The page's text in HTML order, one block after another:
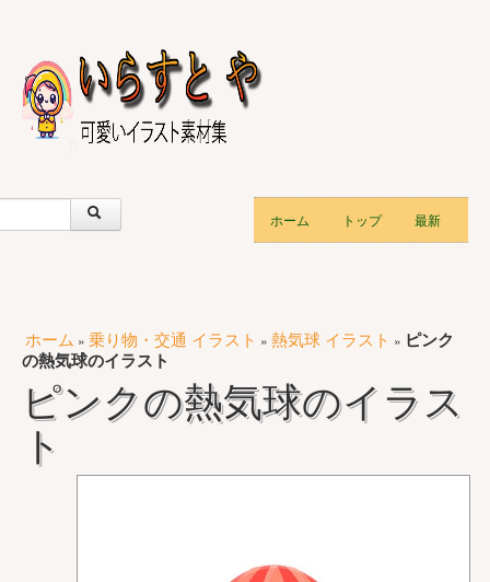
ホーム トップ 最新
ホーム » 乗り物・交通 イラスト » 熱気球 イラスト » ピンク
の熱気球のイラスト
ピンクの熱気球のイラス
ト